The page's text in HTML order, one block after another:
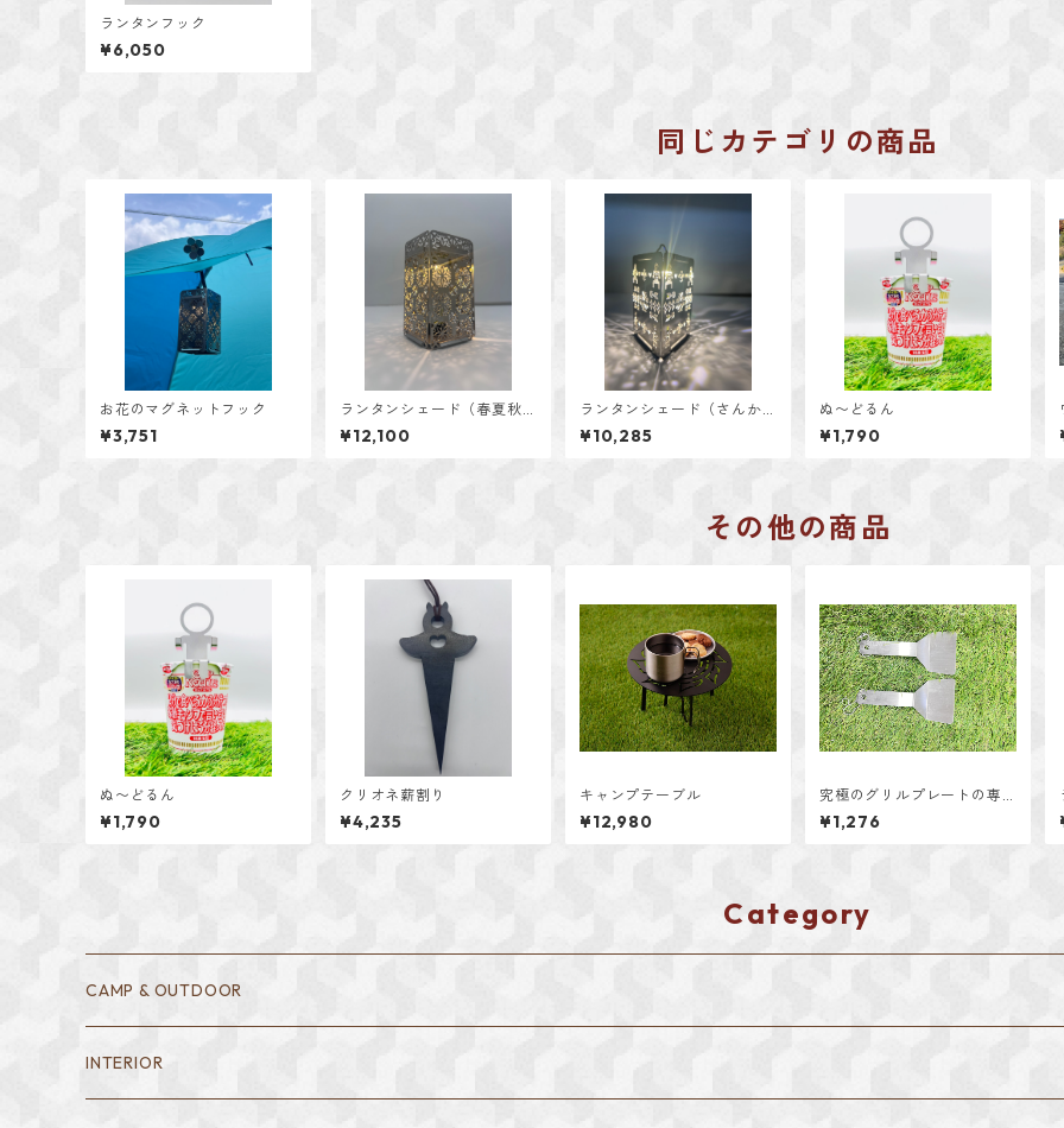
ランタンフック
¥6,050
同じカテゴリの商品
お花のマグネットフック
¥3,751
ランタンシェード（春夏秋
冬）
¥12,100
ランタンシェード（さんか
く）
¥10,285
ぬ〜どるん
¥1,790
その他の商品
ぬ〜どるん
¥1,790
クリオネ薪割り
¥4,235
キャンプテーブル
¥12,980
究極のグリルプレートの専
用ヘラ×1
¥1,276
Category
CAMP & OUTDOOR
調理器具・グリルプレート
INTERIOR